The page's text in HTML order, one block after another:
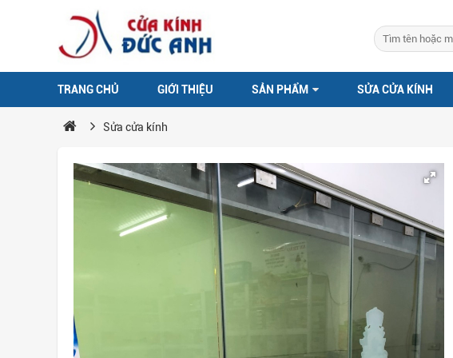
TRANG CHỦ GIỚI THIỆU SẢN PHẨM SỬA CỬA KÍNH
Sửa cửa kính